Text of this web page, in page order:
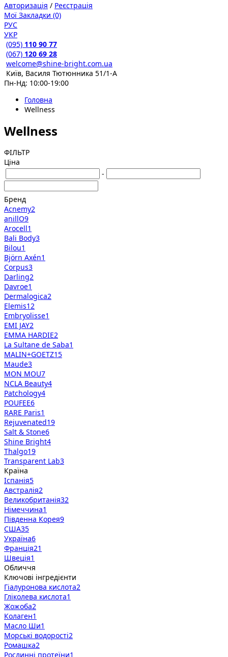
Авторизація / Реєстрація
Мої Закладки (0)
РУС
УКР
(095) 110 90 77
(067) 120 69 28
welcome@shine-bright.com.ua
Київ, Василя Тютюнника 51/1-А
Пн-Нд: 10:00-19:00
Головна
Wellness
Wellness
ФІЛЬТР
Ціна
-
Бренд
Acnemy2
anillO9
Arocell1
Bali Body3
Bilou1
Björn Axén1
Corpus3
Darling2
Davroe1
Dermalogica2
Elemis12
Embryolisse1
EMI JAY2
EMMA HARDIE2
La Sultane de Saba1
MALIN+GOETZ15
Maude3
MON MOU7
NCLA Beauty4
Patchology4
POUFEE6
RARE Paris1
Rejuvenated19
Salt & Stone6
Shine Bright4
Thalgo19
Transparent Lab3
Країна
Іспанія5
Австралія2
Великобританія32
Німеччина1
Південна Корея9
США35
Україна6
Франція21
Швеція1
Обличчя
Ключові інгредієнти
Гіалуронова кислота2
Гліколева кислота1
Жожоба2
Колаген1
Масло Ши1
Морські водорості2
Ромашка2
Рослинні протеїни1